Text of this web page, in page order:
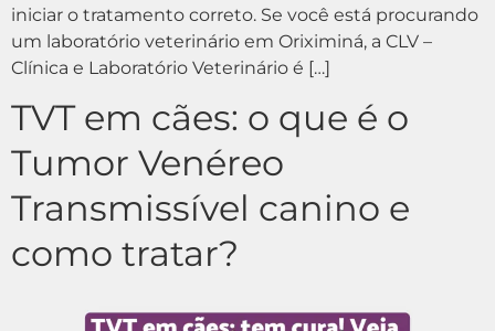
iniciar o tratamento correto. Se você está procurando
um laboratório veterinário em Oriximiná, a CLV –
Clínica e Laboratório Veterinário é […]
TVT em cães: o que é o
Tumor Venéreo
Transmissível canino e
como tratar?